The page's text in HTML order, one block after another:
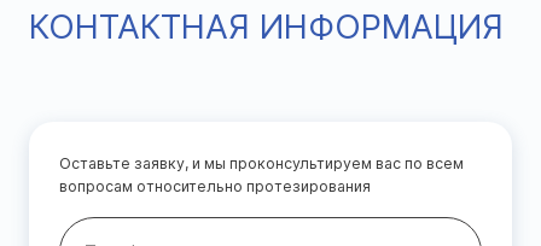
КОНТАКТНАЯ ИНФОРМАЦИЯ
Оставьте заявку, и мы проконсультируем вас по всем
вопросам относительно протезирования